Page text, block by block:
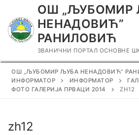
садржаја
ОШ „ЉУБОМИР
НЕНАДОВИЋ”
РАНИЛОВИЋ
ЗВАНИЧНИ ПОРТАЛ ОСНОВНЕ
ОШ „ЉУБОМИР ЉУБА НЕНАДОВИЋ”
ИНФОРМАТОР
ИНФОРМАТОР
ФОТО ГАЛЕРИЈА ПРВАЦИ 2014
ZH12
zh12